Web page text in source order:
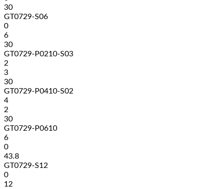
30
GT0729-S06
0
6
30
GT0729-P0210-S03
2
3
30
GT0729-P0410-S02
4
2
30
GT0729-P0610
6
0
43.8
GT0729-S12
0
12